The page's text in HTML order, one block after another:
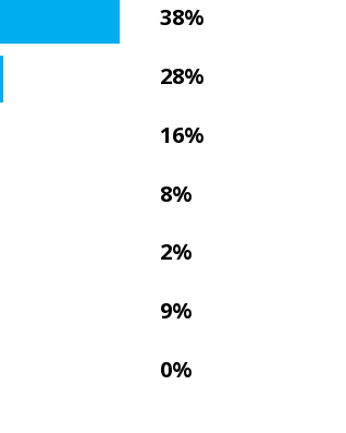
38%
28%
16%
8%
2%
9%
0%